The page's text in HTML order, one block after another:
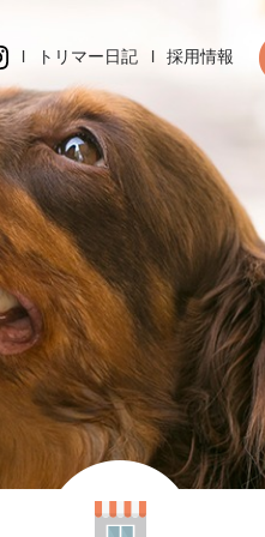
l トリマー日記 l 採用情報